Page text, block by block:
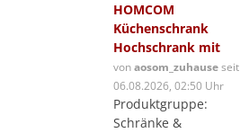
HOMCOM
Küchenschrank
Hochschrank mit
vonaosom_zuhauseseit
06.08.2026, 02:50 Uhr
Produktgruppe:
Schränke &